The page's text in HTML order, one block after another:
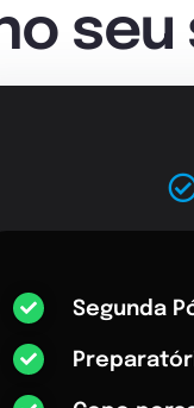
seu
Segunda